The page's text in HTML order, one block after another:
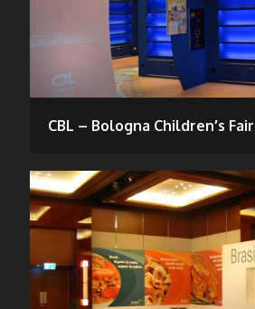
CBL – Bologna Children′s Fair